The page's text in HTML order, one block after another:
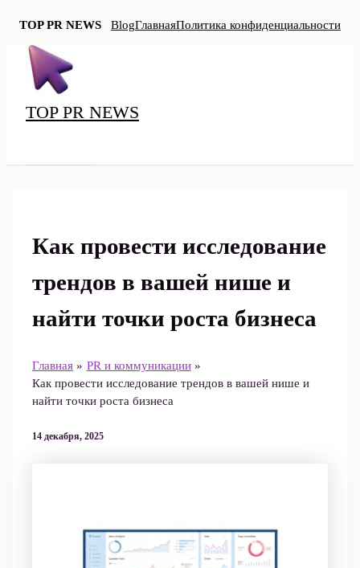
TOP PR NEWS BlogГлавнаяПолитика конфиденциальности
Перейти
содержимому
TOP PR NEWS
Как провести исследование
трендов в вашей нише и
найти точки роста бизнеса
Главная
PR и коммуникации
Как провести исследование трендов в вашей нише и
найти точки роста бизнеса
14 декабря, 2025